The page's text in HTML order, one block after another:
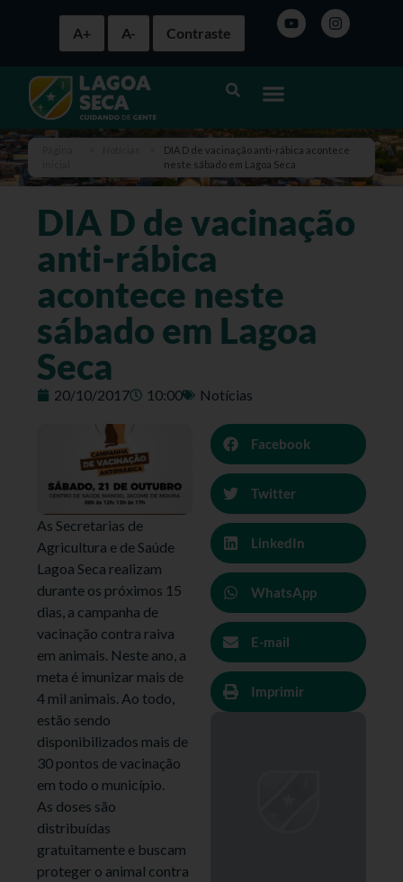
A+ A- Contraste
DIA D de vacinação anti-rábica acontece
neste sábado em Lagoa Seca
DIA D de vacinação
anti-rábica
acontece neste
sábado em Lagoa
Seca
20/10/2017 10:00 Notícias
As Secretarias de
Agricultura e de Saúde
Lagoa Seca realizam
durante os próximos 15
dias, a campanha de
vacinação contra raiva
em animais. Neste ano, a
meta é imunizar mais de
4 mil animais. Ao todo,
estão sendo
disponibilizados mais de
30 pontos de vacinação
em todo o município.
As doses são
distribuídas
gratuitamente e buscam
proteger o animal contra
Facebook
Twitter
LinkedIn
WhatsApp
E-mail
Imprimir